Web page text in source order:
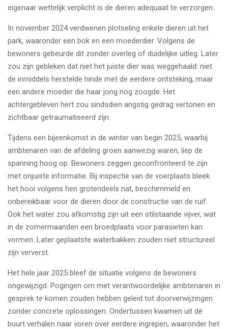
eigenaar wettelijk verplicht is de dieren adequaat te verzorgen.
In november 2024 verdwenen plotseling enkele dieren uit het
park, waaronder een bok en een moederdier. Volgens de
bewoners gebeurde dit zonder overleg of duidelijke uitleg. Later
zou zijn gebleken dat niet het juiste dier was weggehaald: niet
de inmiddels herstelde hinde met de eerdere ontsteking, maar
een andere moeder die haar jong nog zoogde. Het
achtergebleven hert zou sindsdien angstig gedrag vertonen en
zichtbaar getraumatiseerd zijn.
Tijdens een bijeenkomst in de winter van begin 2025, waarbij
ambtenaren van de afdeling groen aanwezig waren, liep de
spanning hoog op. Bewoners zeggen geconfronteerd te zijn
met onjuiste informatie. Bij inspectie van de voerplaats bleek
het hooi volgens hen grotendeels nat, beschimmeld en
onbereikbaar voor de dieren door de constructie van de ruif.
Ook het water zou afkomstig zijn uit een stilstaande vijver, wat
in de zomermaanden een broedplaats voor parasieten kan
vormen. Later geplaatste waterbakken zouden niet structureel
zijn ververst.
Het hele jaar 2025 bleef de situatie volgens de bewoners
ongewijzigd. Pogingen om met verantwoordelijke ambtenaren in
gesprek te komen zouden hebben geleid tot doorverwijzingen
zonder concrete oplossingen. Ondertussen kwamen uit de
buurt verhalen naar voren over eerdere ingrepen, waaronder het